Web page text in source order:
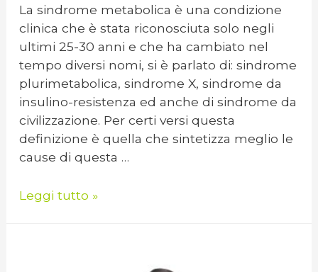
La sindrome metabolica è una condizione
clinica che è stata riconosciuta solo negli
ultimi 25-30 anni e che ha cambiato nel
tempo diversi nomi, si è parlato di: sindrome
plurimetabolica, sindrome X, sindrome da
insulino-resistenza ed anche di sindrome da
civilizzazione. Per certi versi questa
definizione è quella che sintetizza meglio le
cause di questa …
Leggi tutto »